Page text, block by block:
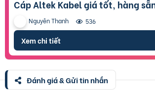
Cáp Altek Kabel giá tốt, hàng
Nguyên Thanh 536
Xem chi tiết
Đánh giá & Gửi tin nhắn